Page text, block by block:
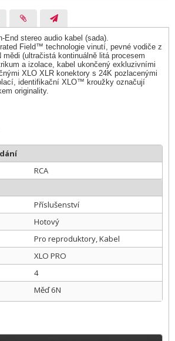
End stereo audio kabel (sada).
Field™ technologie vinutí, pevné vodiče z
mědi (ultračistá kontinuálně litá procesem
a izolace, kabel ukončený exkluzivními
XLO XLR konektory s 24K pozlacenými
identifikační XLO™ kroužky označují
originality.
RCA
Příslušenství
Hotový
Pro reproduktory, Kabel
XLO PRO
4
Měď 6N